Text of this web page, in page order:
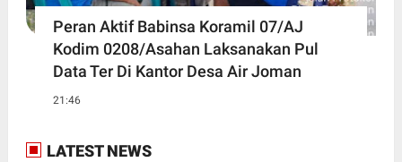
Peran Aktif Babinsa Koramil 07/AJ
Kodim 0208/Asahan Laksanakan Pul
Data Ter Di Kantor Desa Air Joman
21:46
LATEST NEWS